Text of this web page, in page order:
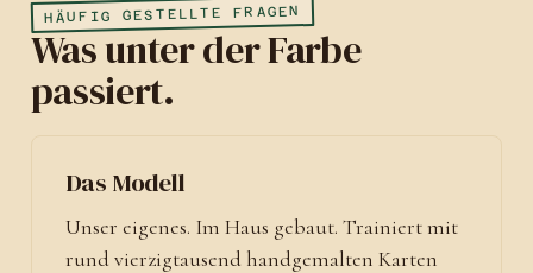
HÄUFIG GESTELLTE FRAGEN
Was unter der Farbe
passiert.
Das Modell
Unser eigenes. Im Haus gebaut. Trainiert mit
rund vierzigtausend handgemalten Karten